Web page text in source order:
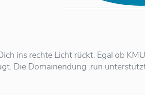
ins rechte Licht rückt. Egal ob
Die Domainendung .run